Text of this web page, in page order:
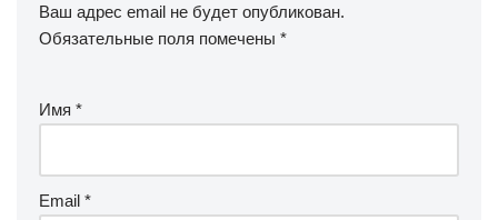
Ваш адрес email не будет опубликован.
Обязательные поля помечены *
Имя *
Email *